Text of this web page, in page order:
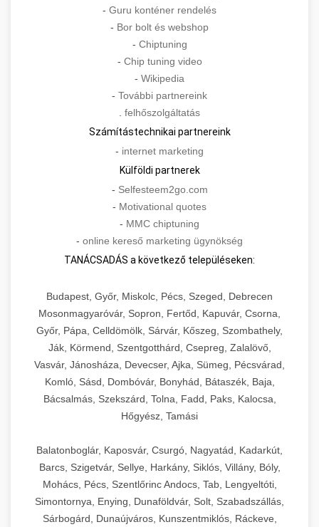
- Guru konténer rendelés
- Bor bolt és webshop
- Chiptuning
- Chip tuning video
- Wikipedia
- További partnereink
. felhőszolgáltatás
Számítástechnikai partnereink
- internet marketing
Külföldi partnerek
- Selfesteem2go.com
- Motivational quotes
- MMC chiptuning
- online kereső marketing ügynökség
TANÁCSADÁS a következő településeken:
Budapest, Győr, Miskolc, Pécs, Szeged, Debrecen
Mosonmagyaróvár, Sopron, Fertőd, Kapuvár, Csorna,
Győr, Pápa, Celldömölk, Sárvár, Kőszeg, Szombathely,
Ják, Körmend, Szentgotthárd, Csepreg, Zalalövő,
Vasvár, Jánosháza, Devecser, Ajka, Sümeg, Pécsvárad,
Komló, Sásd, Dombóvár, Bonyhád, Bátaszék, Baja,
Bácsalmás, Szekszárd, Tolna, Fadd, Paks, Kalocsa,
Hőgyész, Tamási
Balatonboglár, Kaposvár, Csurgó, Nagyatád, Kadarkút,
Barcs, Szigetvár, Sellye, Harkány, Siklós, Villány, Bóly,
Mohács, Pécs, Szentlőrinc Andocs, Tab, Lengyeltóti,
Simontornya, Enying, Dunaföldvár, Solt, Szabadszállás,
Sárbogárd, Dunaújváros, Kunszentmiklós, Ráckeve,